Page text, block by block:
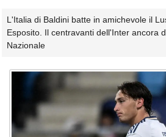
L'Italia di Baldini batte in amichevole il
Esposito. Il centravanti dell'Inter ancora
Nazionale